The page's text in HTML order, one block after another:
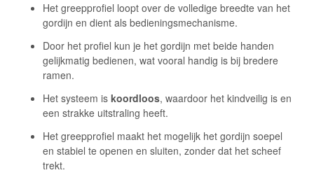
Het greepprofiel loopt over de volledige breedte van het
gordijn en dient als bedieningsmechanisme.
Door het profiel kun je het gordijn met beide handen
gelijkmatig bedienen, wat vooral handig is bij bredere
ramen.
Het systeem is koordloos, waardoor het kindveilig is en
een strakke uitstraling heeft.
Het greepprofiel maakt het mogelijk het gordijn soepel
en stabiel te openen en sluiten, zonder dat het scheef
trekt.